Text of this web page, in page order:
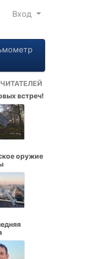
Вход
встреч!
оружие